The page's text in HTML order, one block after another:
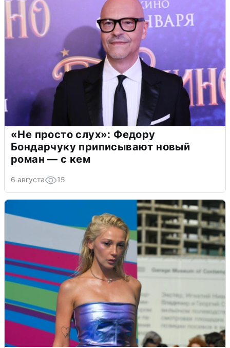
«Не просто слух»: Федору
Бондарчуку приписывают новый
роман — с кем
6 августа 15